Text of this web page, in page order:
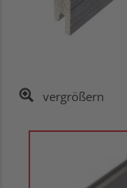
vergrößern